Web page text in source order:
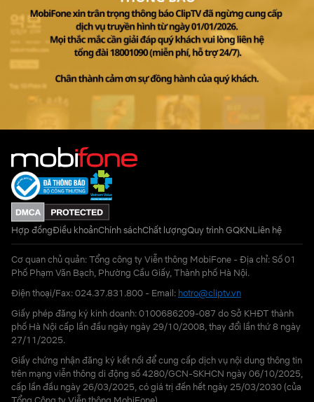
Hợp đồngĐiều khoảnChính sáchChất lượngQuy trình GQKNLiên hệ
Cơ quan chủ quản: Tổng công ty Viễn thông MobiFone - Địa chỉ: Số 01
Phố Phạm Văn Bạch, Phường Cầu Giấy, Thành phố Hà Nội.
Điện thoại/Fax: 024.37.831.800 - Email: hotro@cliptv.vn
Giấy phép đăng ký kinh doanh: 0100686209-087 do Sở KHĐT thành
phố Hà Nội cấp lần đầu ngày ngày 29/10/2008, thay đổi lần thứ 8 ngày
27/11/2025.
Giấy chứng nhận đăng ký kết nối để cung cấp dịch vụ nội dung thông tin
trên mạng viễn thông di động số 4280/GCN-SKHCN ngày 06/10/2025,
cấp lần đầu ngày 26/03/2025, có giá trị đến hết ngày 25/03/2030 (của